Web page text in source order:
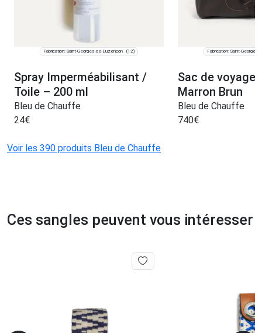
Fabrication: Saint-Georges-de-Luzençon (12)
Spray Imperméabilisant /
Toile – 200 ml
Bleu de Chauffe
24€
Fabrication: Saint-
Sac de voyage
Marron Brun
Bleu de Chauffe
740€
Voir les 390 produits Bleu de Chauffe
Ces sangles peuvent vous intéresser